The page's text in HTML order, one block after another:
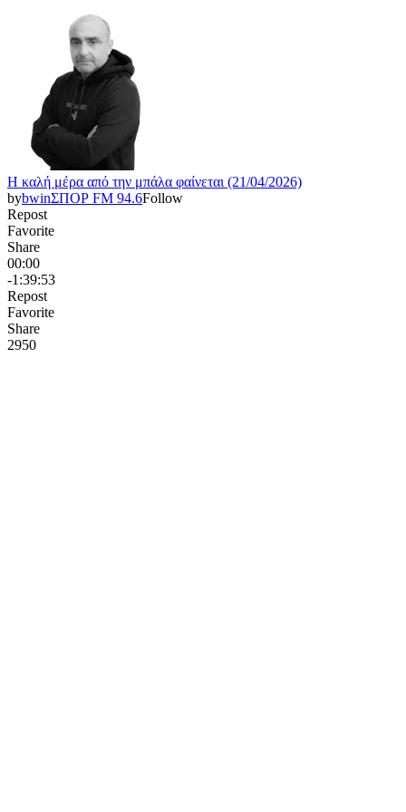
Η καλή μέρα από την μπάλα φαίνεται (21/04/2026)
bybwinΣΠΟΡ FM 94.6Follow
Repost
Favorite
Share
00:00
-1:39:53
Repost
Favorite
Share
2950